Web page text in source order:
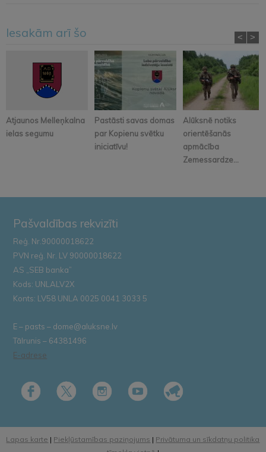
Iesakām arī šo
Atjaunos Melleņkalna
ielas segumu
Pastāsti savas domas
par Kopienu svētku
iniciatīvu!
Alūksnē notiks
orientēšanās
apmācība
Zemessardze...
< >
Pašvaldības rekvizīti
Reģ. Nr.90000018622
PVN reģ. Nr. LV 90000018622
AS „SEB banka”
Kods: UNLALV2X
Konts: LV58 UNLA 0025 0041 3033 5
E – pasts – dome@aluksne.lv
Tālrunis – 64381496
E-adrese
Lapas karte | Piekļūstamības paziņojums | Privātuma un sīkdatņu politika